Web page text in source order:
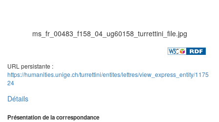
ms_fr_00483_f158_04_ug60158_turrettini_file.jpg
URL persistante :
https://humanities.unige.ch/turrettini/entites/lettres/view_express_entity/1175
24
Détails
Présentation de la correspondance